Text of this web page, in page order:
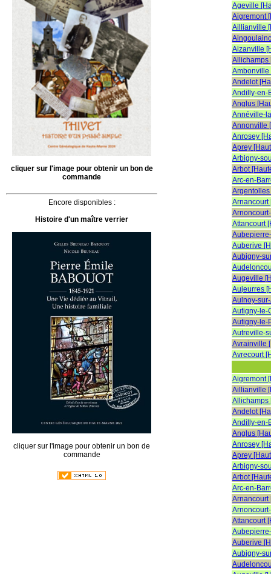
cliquer sur l'image pour obtenir un bon de
commande
Encore disponibles :
Histoire d'un maître verrier
cliquer sur l'image pour obtenir un bon de
commande
Ageville
Aigremont
Aillianville
Aizanville
Allichamps
Ambonville
Andelot
Andilly-en-
Anglus
Annéville-
Annonville
Anrosey
Aprey
Arbigny-
Arbot
Arc-en-
Arnancourt
Attancourt
Auberive
Aubigny-
Augeville
Aujeurres
Aulnoy-
Autigny-le-
Autigny-le-
Autreville-
Avrainville
Avrecourt
Aigremont
Aillianville
Allichamps
Andelot
Andilly-en-
Anglus
Anrosey
Aprey
Arbigny-
Arbot
Arc-en-
Arnancourt
Attancourt
Auberive
Aubigny-